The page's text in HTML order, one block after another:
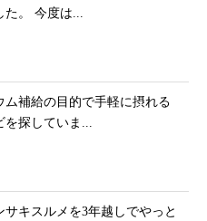
。 今度は...
ム補給の目的で手軽に摂れる
を探していま...
サキスルメを3年越しでやっと